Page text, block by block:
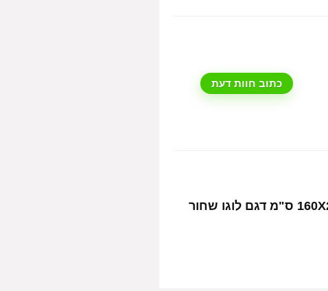
כתוב חוות דעת
היה הראשון לסקור את המוצר “סט מצעים למיטה זוגית 100% כותנה 160X200 ס"מ דגם לוגו שחור